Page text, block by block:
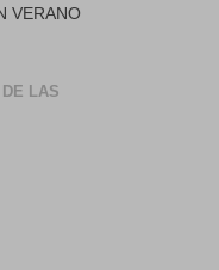
VERANO
LAS